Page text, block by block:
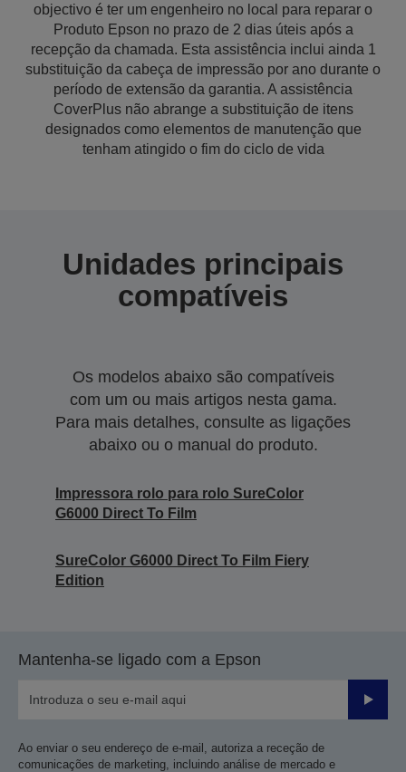
objectivo é ter um engenheiro no local para reparar o
Produto Epson no prazo de 2 dias úteis após a
recepção da chamada. Esta assistência inclui ainda 1
substituição da cabeça de impressão por ano durante o
período de extensão da garantia. A assistência
CoverPlus não abrange a substituição de itens
designados como elementos de manutenção que
tenham atingido o fim do ciclo de vida
Unidades principais
compatíveis
Os modelos abaixo são compatíveis
com um ou mais artigos nesta gama.
Para mais detalhes, consulte as ligações
abaixo ou o manual do produto.
Impressora rolo para rolo SureColor
G6000 Direct To Film
SureColor G6000 Direct To Film Fiery
Edition
Mantenha-se ligado com a Epson
Enviar
Ao enviar o seu endereço de e-mail, autoriza a receção de
comunicações de marketing, incluindo análise de mercado e